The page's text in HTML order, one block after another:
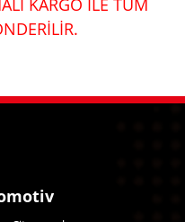
KARGO İLE TÜM